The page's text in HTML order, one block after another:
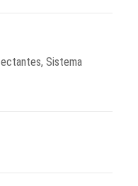
, Sistema